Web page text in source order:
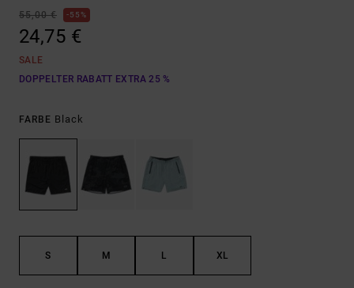
55,00 €
55%
24,75 €
SALE
DOPPELTER RABATT EXTRA 25 %
FARBE Black
S M L XL